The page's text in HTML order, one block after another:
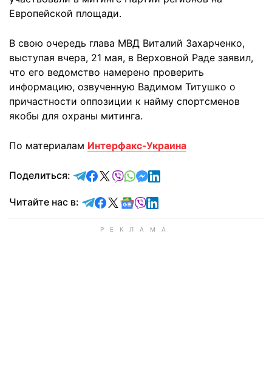
Европейской площади.
В свою очередь глава МВД Виталий Захарченко,
выступая вчера, 21 мая, в Верховной Раде заявил,
что его ведомство намерено проверить
информацию, озвученную Вадимом Титушко о
причастности оппозиции к найму спортсменов
якобы для охраны митинга.
По материалам Интерфакс-Украина
Поделиться: отправить в Telegram
поделиться в Facebook
поделиться в X
отправить в Viber
отправить в Whatsapp
отправить в Messenger
отправить в LinkedIn
Читайте нас в: Читайте в Telegram
Читайте в Facebook
Читайте в X
Читайте в Google news
Читайте в Viber
Читайте в LinkedIn